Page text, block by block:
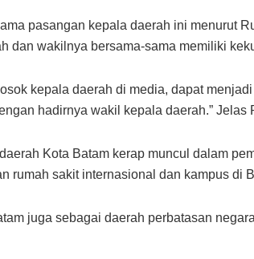
pasangan kepala daerah ini menurut
dan wakilnya bersama-sama memiliki
kepala daerah di media, dapat
hadirnya wakil kepala daerah.” Jelas
Kota Batam kerap muncul dalam
rumah sakit internasional dan kampus di
juga sebagai daerah perbatasan